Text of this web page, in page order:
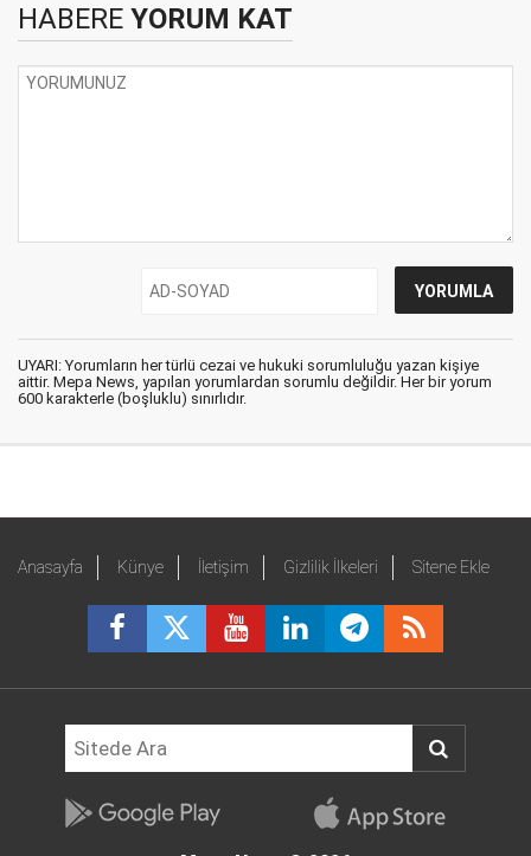
HABERE YORUM KAT
UYARI: Yorumların her türlü cezai ve hukuki sorumluluğu yazan kişiye
aittir. Mepa News, yapılan yorumlardan sorumlu değildir. Her bir yorum
600 karakterle (boşluklu) sınırlıdır.
Anasayfa Künye İletişim Gizlilik İlkeleri Sitene Ekle